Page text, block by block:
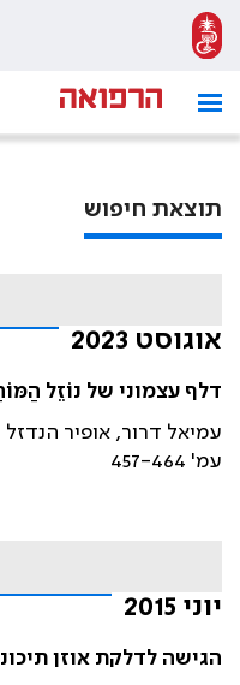
תוצאת חיפוש
אוגוסט 2023
דלף עצמוני של נוֹזֵל
עמיאל דרור, אופיר הנדזל
עמ' 457-464
יוני 2015
הגישה לדלקת אוזן